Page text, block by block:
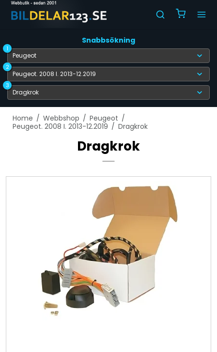
Snabbsökning
1
2
3
Home / Webbshop / Peugeot /
Peugeot. 2008 I. 2013-12.2019 / Dragkrok
Dragkrok